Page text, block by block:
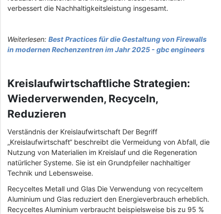
verbessert die Nachhaltigkeitsleistung insgesamt.
Weiterlesen: Best Practices für die Gestaltung von Firewalls
in modernen Rechenzentren im Jahr 2025 - gbc engineers
Kreislaufwirtschaftliche Strategien:
Wiederverwenden, Recyceln,
Reduzieren
Verständnis der Kreislaufwirtschaft Der Begriff
„Kreislaufwirtschaft“ beschreibt die Vermeidung von Abfall, die
Nutzung von Materialien im Kreislauf und die Regeneration
natürlicher Systeme. Sie ist ein Grundpfeiler nachhaltiger
Technik und Lebensweise.
Recyceltes Metall und Glas Die Verwendung von recyceltem
Aluminium und Glas reduziert den Energieverbrauch erheblich.
Recyceltes Aluminium verbraucht beispielsweise bis zu 95 %